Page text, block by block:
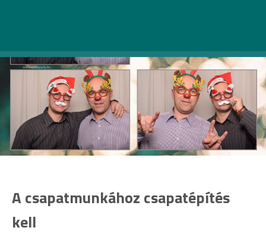
A csapatmunkához csapatépítés
kell